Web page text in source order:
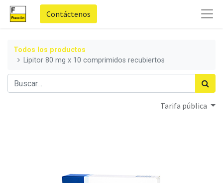
Contáctenos
Todos los productos
Lipitor 80 mg x 10 comprimidos recubiertos
Tarifa pública